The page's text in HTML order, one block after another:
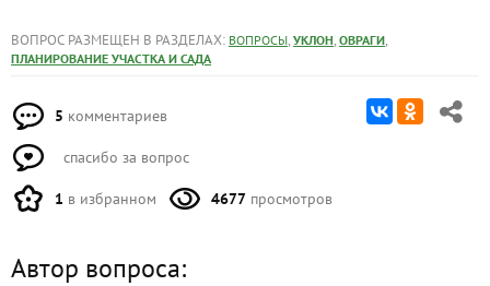
ВОПРОС РАЗМЕЩЕН В РАЗДЕЛАХ: ВОПРОСЫ, УКЛОН, ОВРАГИ,
ПЛАНИРОВАНИЕ УЧАСТКА И САДА
5 комментариев
спасибо за вопрос
1 в избранном 4677 просмотров
Автор вопроса: